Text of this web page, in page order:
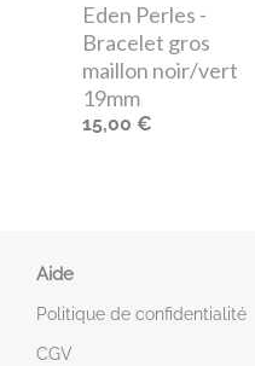
Eden Perles -
Bracelet gros
maillon noir/vert
19mm
15,00 €
Aide
Politique de confidentialité
CGV